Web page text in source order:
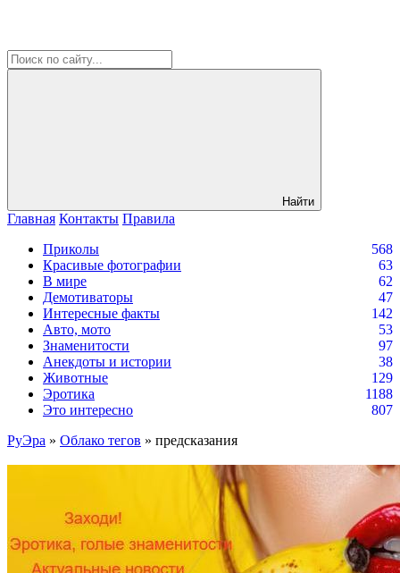
Найти
Главная Контакты Правила
Приколы
568
Красивые фотографии
63
В мире
62
Демотиваторы
47
Интересные факты
142
Авто, мото
53
Знаменитости
97
Анекдоты и истории
38
Животные
129
Эротика
1188
Это интересно
807
РуЭра » Облако тегов » предсказания